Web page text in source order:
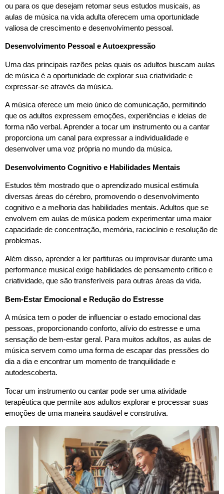
ou para os que desejam retomar seus estudos musicais, as
aulas de música na vida adulta oferecem uma oportunidade
valiosa de crescimento e desenvolvimento pessoal.
Desenvolvimento Pessoal e Autoexpressão
Uma das principais razões pelas quais os adultos buscam aulas
de música é a oportunidade de explorar sua criatividade e
expressar-se através da música.
A música oferece um meio único de comunicação, permitindo
que os adultos expressem emoções, experiências e ideias de
forma não verbal. Aprender a tocar um instrumento ou a cantar
proporciona um canal para expressar a individualidade e
desenvolver uma voz própria no mundo da música.
Desenvolvimento Cognitivo e Habilidades Mentais
Estudos têm mostrado que o aprendizado musical estimula
diversas áreas do cérebro, promovendo o desenvolvimento
cognitivo e a melhoria das habilidades mentais. Adultos que se
envolvem em aulas de música podem experimentar uma maior
capacidade de concentração, memória, raciocínio e resolução de
problemas.
Além disso, aprender a ler partituras ou improvisar durante uma
performance musical exige habilidades de pensamento crítico e
criatividade, que são transferíveis para outras áreas da vida.
Bem-Estar Emocional e Redução do Estresse
A música tem o poder de influenciar o estado emocional das
pessoas, proporcionando conforto, alívio do estresse e uma
sensação de bem-estar geral. Para muitos adultos, as aulas de
música servem como uma forma de escapar das pressões do
dia a dia e encontrar um momento de tranquilidade e
autodescoberta.
Tocar um instrumento ou cantar pode ser uma atividade
terapêutica que permite aos adultos explorar e processar suas
emoções de uma maneira saudável e construtiva.